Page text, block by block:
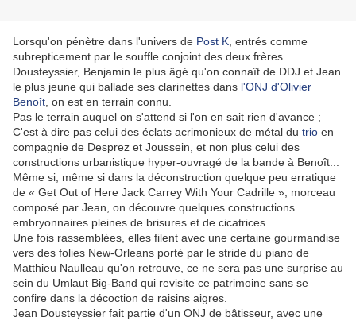
Lorsqu'on pénètre dans l'univers de Post K , entrés comme
subrepticement par le souffle conjoint des deux frères
Dousteyssier, Benjamin le plus âgé qu'on connaît de DDJ et Jean
le plus jeune qui ballade ses clarinettes dans l'ONJ d'Olivier
Benoît , on est en terrain connu.
Pas le terrain auquel on s'attend si l'on en sait rien d'avance ;
C'est à dire pas celui des éclats acrimonieux de métal du trio en
compagnie de Desprez et Joussein, et non plus celui des
constructions urbanistique hyper-ouvragé de la bande à Benoît...
Même si, même si dans la déconstruction quelque peu erratique
de « Get Out of Here Jack Carrey With Your Cadrille », morceau
composé par Jean, on découvre quelques constructions
embryonnaires pleines de brisures et de cicatrices.
Une fois rassemblées, elles filent avec une certaine gourmandise
vers des folies New-Orleans porté par le stride du piano de
Matthieu Naulleau qu'on retrouve, ce ne sera pas une surprise au
sein du Umlaut Big-Band qui revisite ce patrimoine sans se
confire dans la décoction de raisins aigres.
Jean Dousteyssier fait partie d'un ONJ de bâtisseur, avec une